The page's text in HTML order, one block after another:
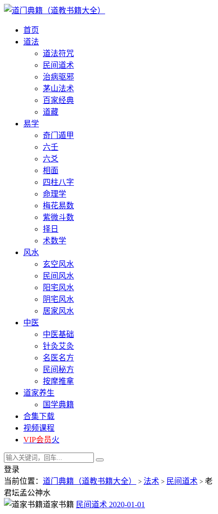
首页
道法
道法符咒
民间道术
治病驱邪
茅山法术
百家经典
道藏
易学
奇门遁甲
六壬
六爻
相面
四柱八字
命理学
梅花易数
紫微斗数
择日
术数学
风水
玄空风水
民间风水
阳宅风水
阴宅风水
居家风水
中医
中医基础
针灸艾灸
名医名方
民间秘方
按摩推拿
道家养生
国学典籍
合集下载
视频课程
VIP会员火
登录
当前位置： 道门典籍（道教书籍大全） > 法术 > 民间道术 > 老
君坛孟公神水
道家书籍 民间道术 2020-01-01